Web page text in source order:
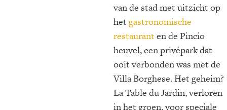
van de stad met uitzicht op
het gastronomische
restaurant en de Pincio
heuvel, een privépark dat
ooit verbonden was met de
Villa Borghese. Het geheim?
La Table du Jardin, verloren
in het groen, voor speciale